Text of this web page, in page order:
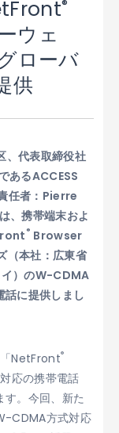
ウェ
ローバ
供
、代表取締役社
あるACCESS
任者：Pierre
携帯端末およ
® Browser
（本社：広東省
イ）のW-CDMA
話に提供しまし
NetFront®
応の携帯電話
す。今回、新た
CDMA方式対応